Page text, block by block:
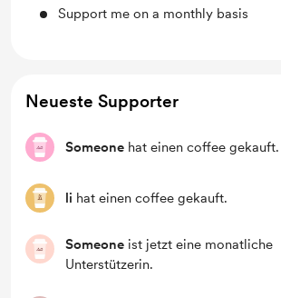
Support me on a monthly basis
Neueste Supporter
Someone hat einen coffee gekauft.
li hat einen coffee gekauft.
Someone ist jetzt eine monatliche
Unterstützerin.